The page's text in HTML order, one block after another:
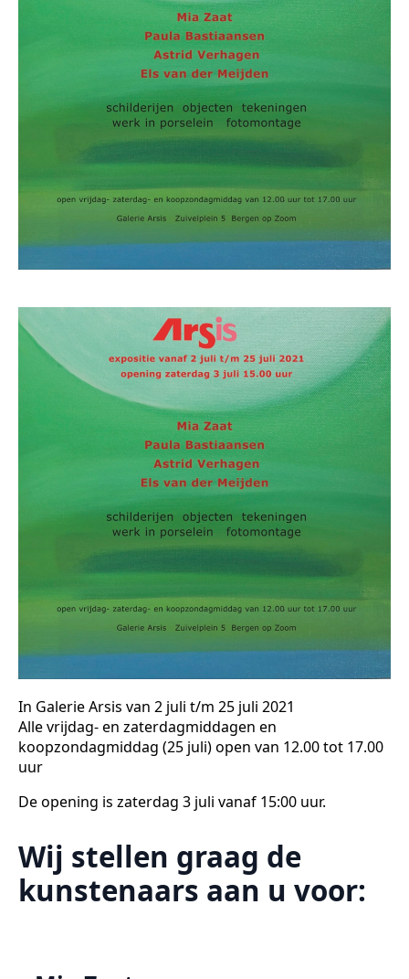
In Galerie Arsis van 2 juli t/m 25 juli 2021
Alle vrijdag- en zaterdagmiddagen en
koopzondagmiddag (25 juli) open van 12.00 tot 17.00
uur
De opening is zaterdag 3 juli vanaf 15:00 uur.
Wij stellen graag de
kunstenaars aan u voor: